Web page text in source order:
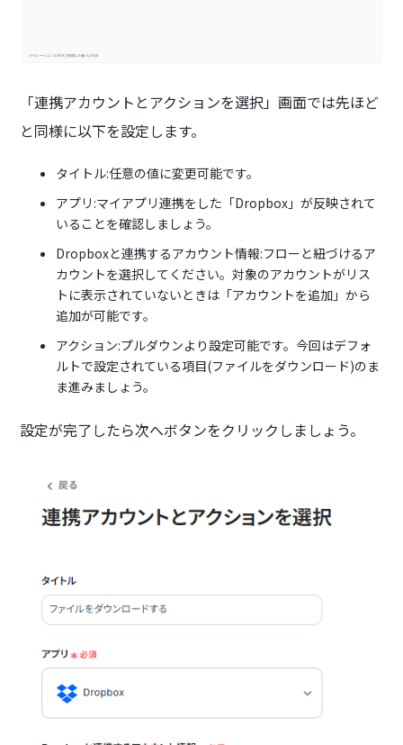
「連携アカウントとアクションを選択」画面では先ほど
と同様に以下を設定します。
タイトル:任意の値に変更可能です。
アプリ:マイアプリ連携をした「Dropbox」が反映されて
いることを確認しましょう。
Dropboxと連携するアカウント情報:フローと紐づけるア
カウントを選択してください。対象のアカウントがリス
トに表示されていないときは「アカウントを追加」から
追加が可能です。
アクション:プルダウンより設定可能です。今回はデフォ
ルトで設定されている項目(ファイルをダウンロード)のま
ま進みましょう。
設定が完了したら次へボタンをクリックしましょう。